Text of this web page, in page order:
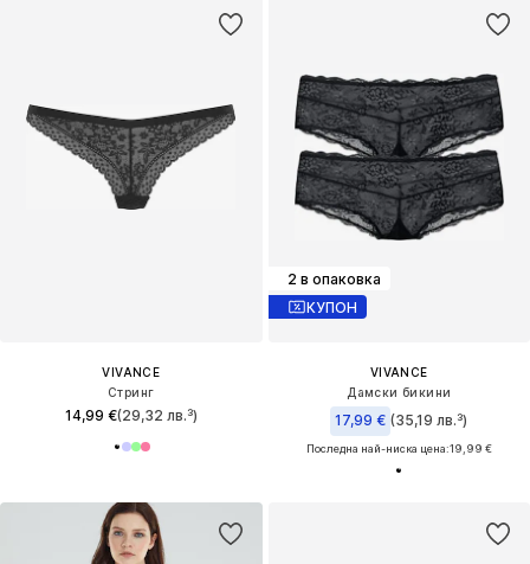
VIVANCE
Стринг
14,99 €(29,32 лв.³)
2 в опаковка
КУПОН
VIVANCE
Дамски бикини
17,99 € (35,19 лв.³)
Последна най-ниска цена:19,99 €